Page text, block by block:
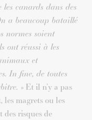
canards dans des
a beaucoup bataillé
normes soient
ont réussi à les
et
In fine, de toutes
» Et il n’y a pas
les magrets ou les
risques de